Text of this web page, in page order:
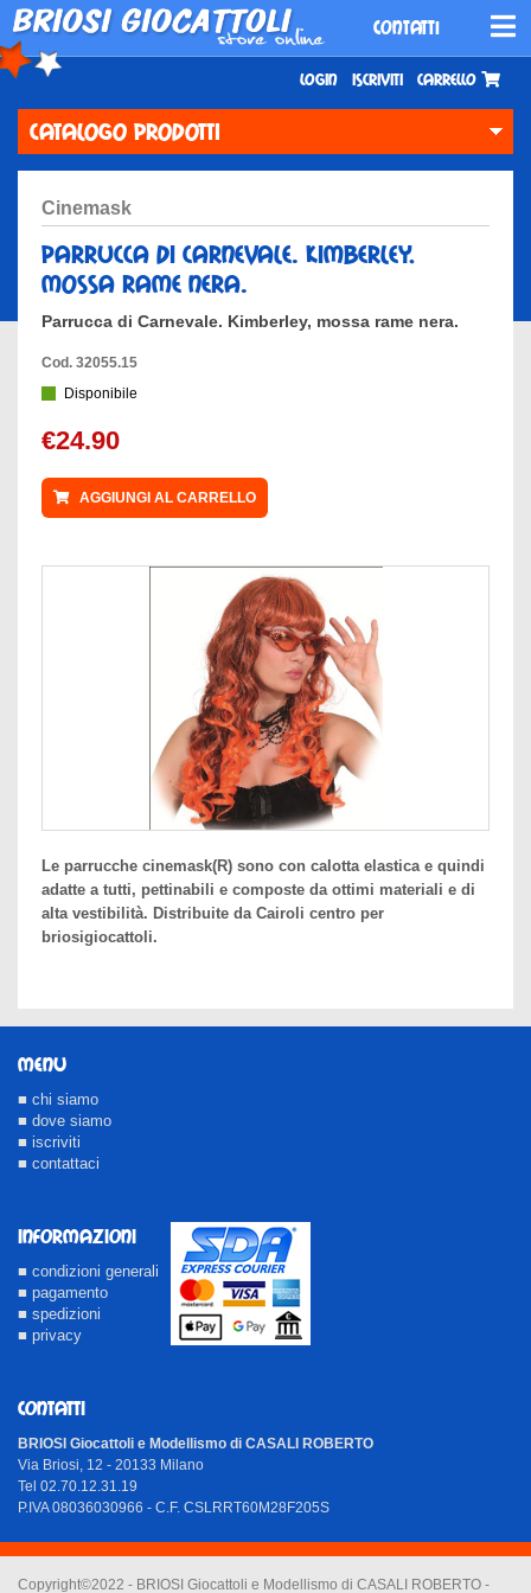
CONTATTI
CATALOGO PRODOTTI
Login Iscriviti Carrello
cinemask
parrucca di carnevale. kimberley,
mossa rame nera.
Parrucca di Carnevale. Kimberley, mossa rame nera.
Cod. 32055.15
Disponibile
€24.90
AGGIUNGI AL CARRELLO
Le parrucche cinemask(R) sono con calotta elastica e quindi
adatte a tutti, pettinabili e composte da ottimi materiali e di
alta vestibilità. Distribuite da Cairoli centro per
briosigiocattoli.
MENU
■ chi siamo
■ dove siamo
■ iscriviti
■ contattaci
INFORMAZIONI
■ condizioni generali
■ pagamento
■ spedizioni
■ privacy
CONTATTI
BRIOSI Giocattoli e Modellismo di CASALI ROBERTO
Via Briosi, 12 - 20133 Milano
Tel 02.70.12.31.19
P.IVA 08036030966 - C.F. CSLRRT60M28F205S
Copyright©2022 - BRIOSI Giocattoli e Modellismo di CASALI ROBERTO -